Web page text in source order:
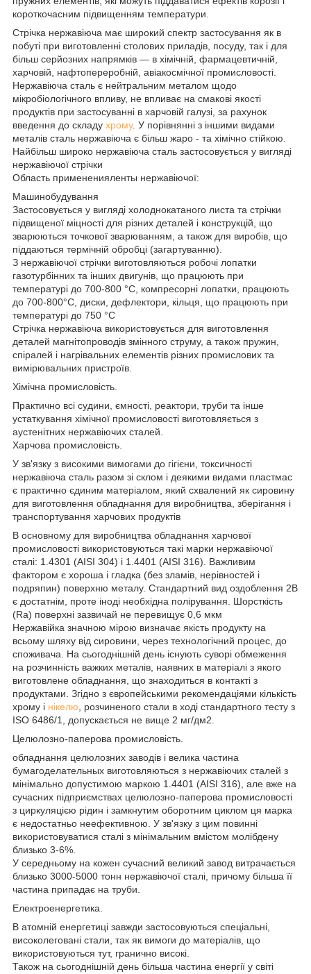
короткочасним підвищенням температури.
Стрічка нержавіюча має широкий спектр застосування як в
побуті при виготовленні столових приладів, посуду, так і для
більш серйозних напрямків — в хімічній, фармацевтичній,
харчовій, нафтопереробній, авіакосмічної промисловості.
Нержавіюча сталь є нейтральним металом щодо
мікробіологічного впливу, не впливає на смакові якості
продуктів при застосуванні в харчовій галузі, за рахунок
введення до складу хрому. У порівнянні з іншими видами
металів сталь нержавіюча є більш жаро - та хімічно стійкою.
Найбільш широко нержавіюча сталь застосовується у вигляді
нержавіючої стрічки
Область примененияленты нержавіючої:
Машинобудування
Застосовується у вигляді холоднокатаного листа та стрічки
підвищеної міцності для різних деталей і конструкцій, що
зварюються точкової зварюванням, а також для виробів, що
піддаються термічній обробці (загартуванню).
З нержавіючої стрічки виготовляються робочі лопатки
газотурбінних та інших двигунів, що працюють при
температурі до 700-800 °С, компресорні лопатки, працюють
до 700-800°С, диски, дефлектори, кільця, що працюють при
температурі до 750 °С
Стрічка нержавіюча використовується для виготовлення
деталей магнітопроводів змінного струму, а також пружин,
спіралей і нагрівальних елементів різних промислових та
вимірювальних пристроїв.
Хімічна промисловість.
Практично всі судини, ємності, реактори, труби та інше
устаткування хімічної промисловості виготовляється з
аустенітних нержавіючих сталей.
Харчова промисловість.
У зв'язку з високими вимогами до гігієни, токсичності
нержавіюча сталь разом зі склом і деякими видами пластмас
є практично єдиним матеріалом, який схвалений як сировину
для виготовлення обладнання для виробництва, зберігання і
транспортування харчових продуктів
В основному для виробництва обладнання харчової
промисловості використовуються такі марки нержавіючої
сталі: 1.4301 (AISI 304) і 1.4401 (AISI 316). Важливим
фактором є хороша і гладка (без зламів, нерівностей і
подряпин) поверхню металу. Стандартний вид оздоблення 2B
є достатнім, проте іноді необхідна полірування. Шорсткість
(Ra) поверхні зазвичай не перевищує 0,6 мкм
Нержавійка значною мірою визначає якість продукту на
всьому шляху від сировини, через технологічний процес, до
споживача. На сьогоднішній день існують суворі обмеження
на розчинність важких металів, наявних в матеріалі з якого
виготовлене обладнання, що знаходиться в контакті з
продуктами. Згідно з європейськими рекомендаціями кількість
хрому і нікелю , розчиненого стали в ході стандартного тесту з
ISO 6486/1, допускається не вище 2 мг/дм2.
Целюлозно-паперова промисловість.
обладнання целюлозних заводів і велика частина
бумагоделательных виготовляються з нержавіючих сталей з
мінімально допустимою маркою 1.4401 (AISI 316), але вже на
сучасних підприємствах целюлозно-паперова промисловості
з циркуляцією рідин і замкнутим оборотним циклом ця марка
є недостатньо неефективною. У зв'язку з цим повинні
використовуватися сталі з мінімальним вмістом молібдену
близько 3-6%.
У середньому на кожен сучасний великий завод витрачається
близько 3000-5000 тонн нержавіючої сталі, причому більша її
частина припадає на труби.
Електроенергетика.
В атомній енергетиці завжди застосовуються спеціальні,
високолеговані стали, так як вимоги до матеріалів, що
використовуються тут, гранично високі.
Також на сьогоднішній день більша частина енергії у світі